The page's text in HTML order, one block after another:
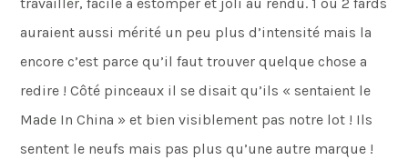
auraient aussi mérité un peu plus d’intensité mais la
encore c’est parce qu’il faut trouver quelque chose a
redire ! Côté pinceaux il se disait qu’ils « sentaient le
Made In China » et bien visiblement pas notre lot ! Ils
sentent le neufs mais pas plus qu’une autre marque !